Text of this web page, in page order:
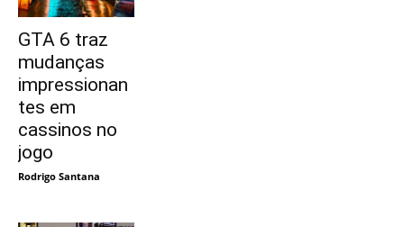
GTA 6 traz
mudanças
impressionan
tes em
cassinos no
jogo
Rodrigo Santana